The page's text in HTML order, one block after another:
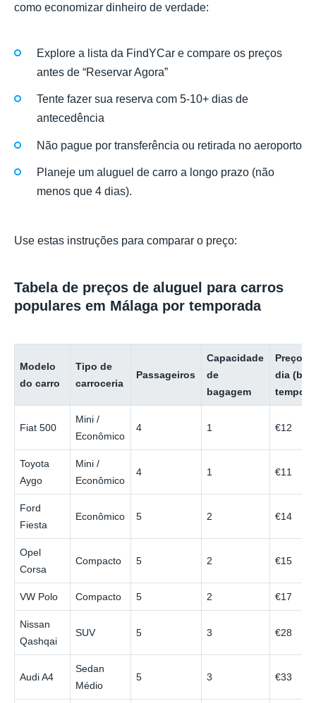
como economizar dinheiro de verdade:
Explore a lista da FindYCar e compare os preços
antes de “Reservar Agora”
Tente fazer sua reserva com 5-10+ dias de
antecedência
Não pague por transferência ou retirada no aeroporto
Planeje um aluguel de carro a longo prazo (não
menos que 4 dias).
Use estas instruções para comparar o preço:
Tabela de preços de aluguel para carros
populares em Málaga por temporada
Modelo
do carro
Tipo de
carroceria
Passageiros
Capacidade
de
bagagem
Preço
dia
Fiat 500
Mini /
Econômico
4 1 €12
Toyota
Aygo
Mini /
Econômico
4 1 €11
Ford
Fiesta
Econômico 5 2 €14
Opel
Corsa
Compacto 5 2 €15
VW Polo Compacto 5 2 €17
Nissan
Qashqai
SUV 5 3 €28
Audi A4
Sedan
Médio
5 3 €33